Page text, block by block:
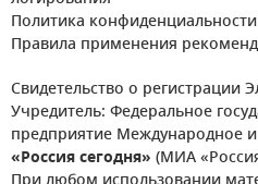
Политика конфиденциальности
Правила применения
Свидетельство о регистрации
Учредитель: Федеральное
предприятие Международное
«Россия сегодня» (МИА